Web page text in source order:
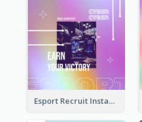
Esport Recruit Instagram Post